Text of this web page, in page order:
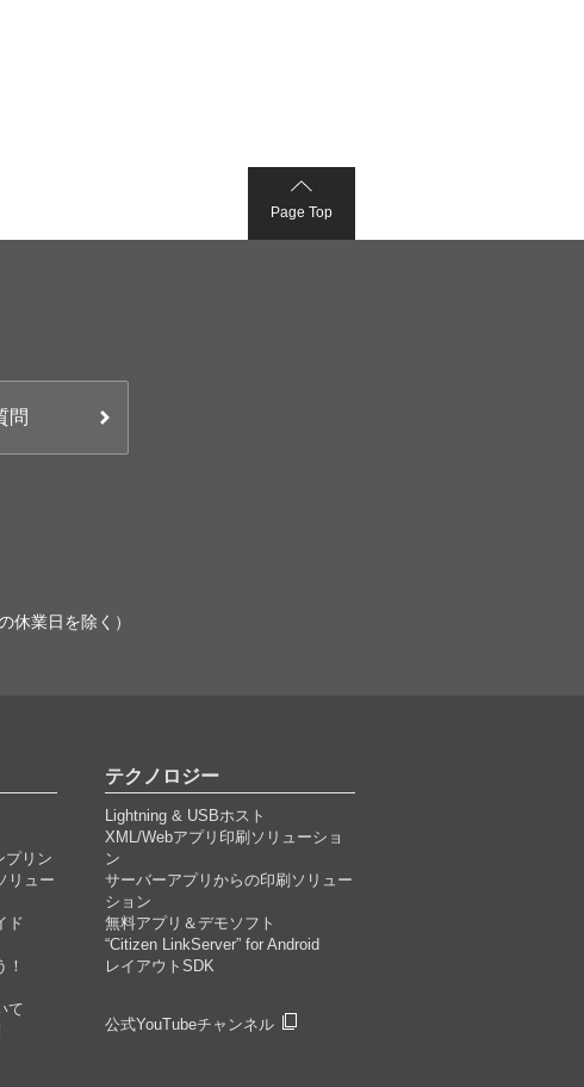
Page Top
問
業日を除く）
プリン
リュー
ド
て
テクノロジー
Lightning & USBホスト
XML/Webアプリ印刷ソリューショ
ン
サーバーアプリからの印刷ソリュー
ション
無料アプリ＆デモソフト
“Citizen LinkServer” for Android
レイアウトSDK
公式YouTubeチャンネル